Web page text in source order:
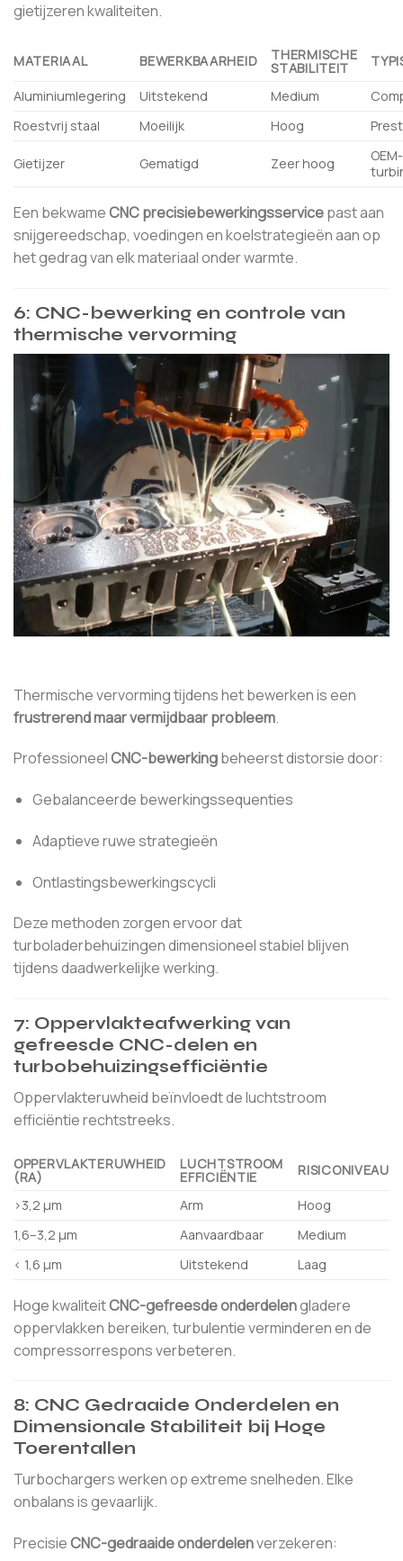
gietijzeren kwaliteiten.
MATERIAAL BEWERKBAARHEID THERMISCHE
STABILITEIT
Aluminiumlegering Uitstekend Medium
Roestvrij staal
Moeilijk Hoog
Gietijzer Gematigd Zeer hoog
OEM-
Een bekwameCNC precisiebewerkingsservicepast aan
snijgereedschap, voedingen en koelstrategieën aan op
het gedrag van elk materiaal onder warmte.
6: CNC-bewerking en controle van
thermische vervorming
Thermische vervorming tijdens het bewerken is een
frustrerend maar vermijdbaar probleem.
ProfessioneelCNC-bewerkingbeheerst distorsie door:
Gebalanceerde bewerkingssequenties
Adaptieve ruwe strategieën
Ontlastingsbewerkingscycli
Deze methoden zorgen ervoor dat
turboladerbehuizingen dimensioneel stabiel blijven
tijdens daadwerkelijke werking.
7: Oppervlakteafwerking van
gefreesde CNC-delen en
turbobehuizingsefficiëntie
Oppervlakteruwheid beïnvloedt de luchtstroom
efficiëntie rechtstreeks.
OPPERVLAKTERUWHEID
(RA)
LUCHTSTROOM
EFFICIËNTIE RISICONIVEAU
>3,2 µm Arm
Hoog
1,6–3,2 µm
Aanvaardbaar
Medium
< 1,6 µm
Uitstekend Laag
Hoge kwaliteitCNC-gefreesde onderdelengladere
oppervlakken bereiken, turbulentie verminderen en de
compressorrespons verbeteren.
8: CNC Gedraaide Onderdelen en
Dimensionale Stabiliteit bij Hoge
Toerentallen
Turbochargers werken op extreme snelheden. Elke
onbalans is gevaarlijk.
PrecisieCNC-gedraaide onderdelenverzekeren: